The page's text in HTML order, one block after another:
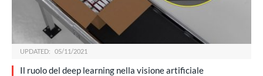
UPDATED: 05/11/2021
Il ruolo del deep learning nella visione artificiale